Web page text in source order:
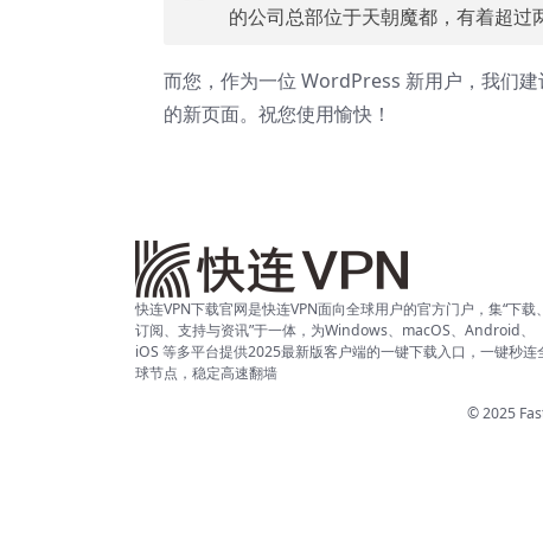
的公司总部位于天朝魔都，有着超过
而您，作为一位 WordPress 新用户，我们建
的新页面。祝您使用愉快！
快连VPN下载官网是快连VPN面向全球用户的官方门户，集“下载、
订阅、支持与资讯”于一体，为Windows、macOS、Android、
iOS 等多平台提供2025最新版客户端的一键下载入口，一键秒连
球节点，稳定高速翻墙
© 2025